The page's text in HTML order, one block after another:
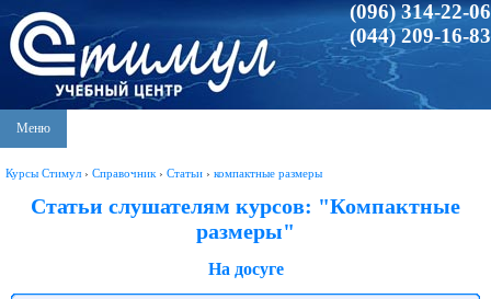
(096) 314-22-06
(044) 209-16-83
Меню
Курсы Стимул › Справочник › Статьи › компактные размеры
Статьи слушателям курсов: "Компактные
размеры"
На досуге